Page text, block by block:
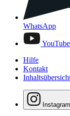
WhatsApp
YouTube
Hilfe
Kontakt
Instagram